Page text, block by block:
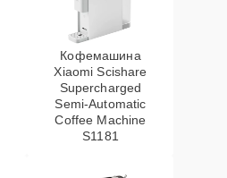
Кофемашина
Xiaomi Scishare
Supercharged
Semi‑Automatic
Coffee Machine
S1181